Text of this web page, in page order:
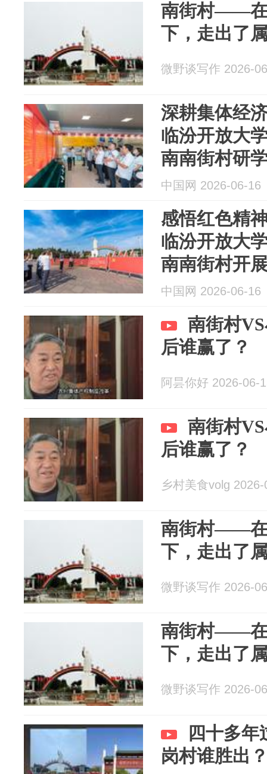
南街村——在
下，走出了
微野谈写作 2026-
深耕集体经
临汾开放大
南南街村研
中国网 2026-06-16
感悟红色精
临汾开放大
南南街村开
活动
中国网 2026-06-16
南街村
后谁赢了？
阿昙你好 2026-06-
南街村
后谁赢了？
乡村美食volg
南街村——在
下，走出了
微野谈写作 2026-
南街村——在
下，走出了
微野谈写作 2026-
四十多年
岗村谁胜出